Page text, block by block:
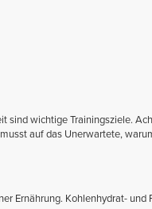
sind wichtige Trainingsziele.
auf das Unerwartete,
Ernährung. Kohlenhydrat- und